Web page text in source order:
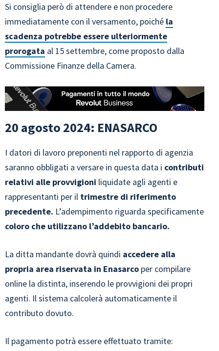
Si consiglia però di attendere e non procedere
immediatamente con il versamento, poiché la
scadenza potrebbe essere ulteriormente
prorogata al 15 settembre, come proposto dalla
Commissione Finanze della Camera.
20 agosto 2024: ENASARCO
I datori di lavoro preponenti nel rapporto di agenzia
saranno obbligati a versare in questa data i contributi
relativi alle provvigioni liquidate agli agenti e
rappresentanti per il trimestre di riferimento
precedente. L’adempimento riguarda specificamente
coloro che utilizzano l’addebito bancario.
La ditta mandante dovrà quindi accedere alla
propria area riservata in Enasarco per compilare
online la distinta, inserendo le provvigioni dei propri
agenti. Il sistema calcolerà automaticamente il
contributo dovuto.
Il pagamento potrà essere effettuato tramite: